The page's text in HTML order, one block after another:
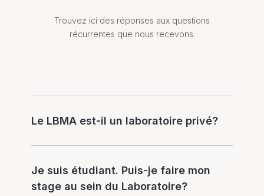
Trouvez ici des réponses aux questions
récurrentes que nous recevons.
Le LBMA est-il un laboratoire privé?
Je suis étudiant. Puis-je faire mon
stage au sein du Laboratoire?